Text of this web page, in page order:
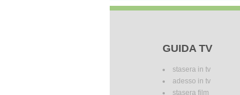
GUIDA TV
stasera in tv
adesso in tv
stasera film